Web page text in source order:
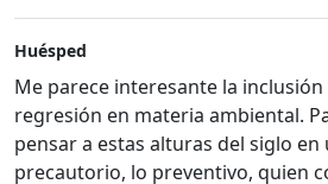
Huésped
Me parece interesante la
regresión en materia ambiental.
pensar a estas alturas del siglo
precautorio, lo preventivo, quien